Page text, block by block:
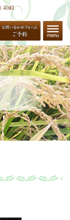
花城】